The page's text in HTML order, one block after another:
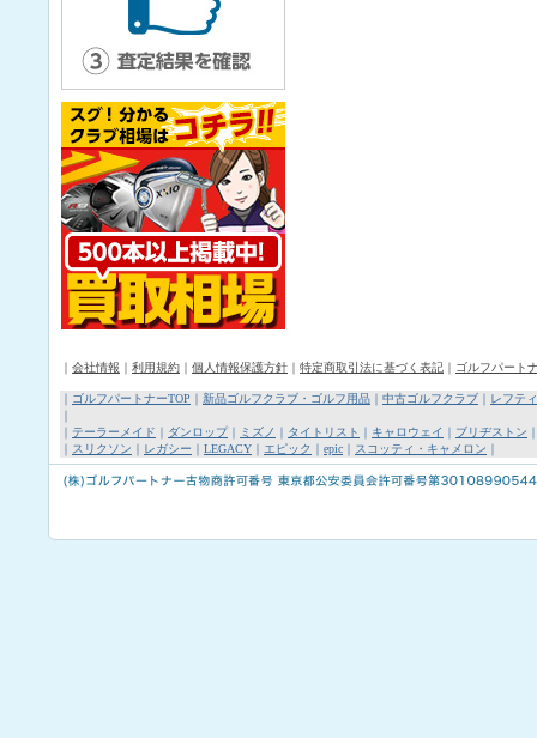
｜ 会社情報 ｜ 利用規約 ｜ 個人情報保護方針 ｜ 特定商取引法に基づく表記 ｜ ゴルフパート
｜ ゴルフパートナーTOP ｜ 新品ゴルフクラブ・ゴルフ用品 ｜ 中古ゴルフクラブ ｜ レフテ
｜
｜ テーラーメイド ｜ ダンロップ｜ ミズノ ｜ タイトリスト ｜ キャロウェイ ｜ ブリヂストン
｜ スリクソン ｜ レガシー ｜ LEGACY ｜ エピック ｜ epic ｜ スコッティ・キャメロン ｜